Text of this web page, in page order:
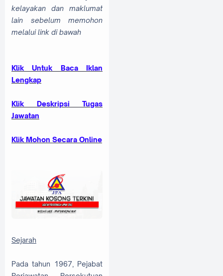
kelayakan dan maklumat
lain sebelum memohon
melalui link di bawah
Klik Untuk Baca Iklan
Lengkap
Klik Deskripsi Tugas
Jawatan
Klik Mohon Secara Online
Sejarah
Pada tahun 1967, Pejabat